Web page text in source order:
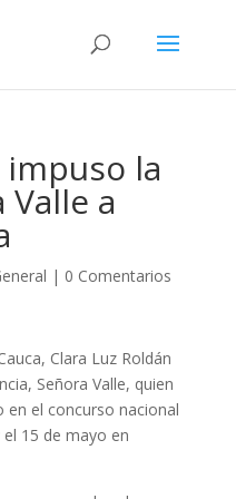
la
Valle a
| 0 Comentarios
Clara Luz Roldán
Señora Valle, quien
el concurso nacional
15 de mayo en